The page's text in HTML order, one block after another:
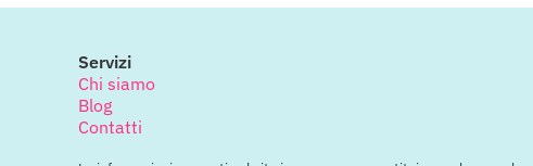
Servizi
Chi siamo
Blog
Contatti